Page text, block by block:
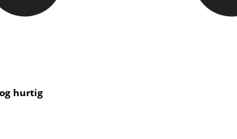
hurtig